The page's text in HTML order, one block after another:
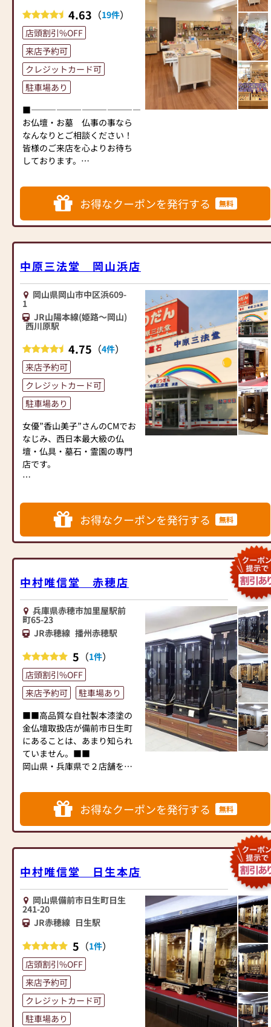
墓石に関することも専門のス
タッフがお手伝いいたしま
す。
新規建立はもちろん、棹石や
霊標への追加彫り、クリーニ
ングや改修などのメンテナン
ス、
移設やお墓終いなど、どんな
ことでも岸佛光堂へご相談く
ださい。
◆【安心のサービス】
１ 仏壇公正競争規約準拠
の「お仏壇保証書」
２ 岡山県内全域お仏壇配
３ お仏壇の買い替えで、
◆【駐車場】
専用駐車場4台分有り。
西口パーキングもご利用下さ
い。駐車サービス券をお渡し
します。
材料や造りの品質に定評のあ
る国内有力メーカー製作の岸
佛光堂オリジナル仏壇を数多
く展示しております。デザイ
ン性・機能性・品質を追求し
たモデルが人気です。
オリジナル仏壇の代表作とし
て「板扉一枚型シリーズ」、
「心シリーズ」、「仏光シリ
ーズ」、「京雅シリーズ」な
どがあり、お求めやすい価格
帯から徳島産の高級品まで幅
広いラインナップです。
◆【位牌】
明治20年の創業から位牌の取
扱いをしており、経験・知識
が豊富でございます。
より継承し、
現在は4代目、5代目が書かせ
ていただいております。
◆【墓石】
墓石に関することも専門のス
す。
新規建立はもちろん、棹石や
霊標への追加彫り、クリーニ
ングや改修などのメンテナン
ス、
ことでも岸佛光堂へご相談く
ださい。
◆【安心のサービス】
１ 仏壇公正競争規約準拠
の「お仏壇保証書」
２ 岡山県内全域お仏壇配
３ お仏壇の買い替えで、
古いお仏壇お引取り無料
◆【駐車場】
満車の場合は、店員までお声
かけください。
西口パーキングもご利用いた
お渡しします。
ょう。
祈りのある心豊かな暮らしに
お役に立ちたいと私たちは思
っています。
◆お得なセット仏壇ありま
す！
4.63 （19件）
店頭割引%OFF
来店予約可
クレジットカード可
駐車場あり
■―――――――――――――――――――――――――――■
お仏壇・お墓 仏事の事なら
なんなりとご相談ください！
皆様のご来店を心よりお待ち
しております。
浜屋赤穂店では、あらゆる御
相談にお答えするため、仏事
コーディネーター、お墓ディ
レクターの有資格者を配し、
仏壇仏具、墓石、あらゆる御
用命にお答え致します。
昭和55年（1980）に、塩屋字
寺田に浜屋15号店としてオー
プン、以来40年の永きにわた
ってご愛顧をいただいており
の東、イオン赤穂店の西側
（赤穂市加里屋中洲1丁目11-
2）に移転、6月6日より営業を
行います。
記の項目を実施しておりま
す。
①消毒液を設置
②従業員は手洗い・うが
い・マスクを着用
④1窓やドアを開けるなどし
ての換気
⑤短縮営業等によって営業
時間を調整
くお願い致します。
お得なクーポンを発行する 無料
中原三法堂 岡山浜店
岡山県岡山市中区浜609-
1
JR山陽本線(姫路～岡山)
西川原駅
4.75 （4件）
来店予約可
クレジットカード可
駐車場あり
女優”香山美子”さんのCMでお
なじみ、西日本最大級の仏
壇・仏具・墓石・霊園の専門
店です。
だいております、オリジナル
仏壇”よろい”・オリジナル墓
石”オアシス”シリーズ・モー
ド（家具調）仏壇等多数展示
りとご覧いただけます。
◆実務経験豊富な仏事コーデ
ィネーター・お墓ディレクタ
ーの有資格者も在籍しており
ます。
◆仏壇・仏具だけでなく、墓
石・霊園についてもご相談承
ります。
◆最近では永代供養等のご相
談も多く頂いております。
ぜひ一度中原三法堂 浜店にお
越しくださいませ。
岡山市中区役所（メディアコ
ム）北100ｍ ”ぶつだん 中原三
す。
◆駐車場 約14台◆
お得なクーポンを発行する 無料
中村唯信堂 赤穂店
兵庫県赤穂市加里屋駅前
町65-23
JR赤穂線 播州赤穂駅
5 （1件）
店頭割引%OFF
来店予約可
駐車場あり
■■高品質な自社製本漆塗の
金仏壇取扱店が備前市日生町
にあることは、あまり知られ
ていません。■■
岡山県・兵庫県で２店舗を展
な国産本漆塗金仏壇の仏壇店
本漆、純金箔、本金紛を使用
間、一間仏間用大型仏壇ま
で、赤穂店では金仏壇約２０
本、唐木仏壇を約２０本取り
揃えています。
当店しかない、工房で製作し
た唯信堂オリジナル仏壇を多
数展示しています。
その価格も、京阪神のお客様
があっと驚くほどのお値打ち
価格を提示しています。
上机、和讃机、和讃箱、文章
箱、輪台等も品数豊富に取り
揃えております。
お得なクーポンを発行する 無料
中村唯信堂 日生本店
岡山県備前市日生町日生
241-20
JR赤穂線 日生駅
5 （1件）
店頭割引%OFF
来店予約可
クレジットカード可
駐車場あり